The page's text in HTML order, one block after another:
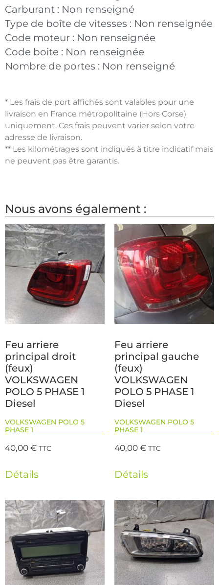
Carburant : Non renseigné
Type de boîte de vitesses : Non renseignée
Code moteur : Non renseignée
Code boite : Non renseignée
Nombre de portes : Non renseigné
* Les frais de port affichés sont valables pour une
livraison en France métropolitaine (Hors Corse)
uniquement. Ces frais peuvent varier selon votre
adresse de livraison.
** Les kilométrages sont indiqués à titre indicatif mais
ne peuvent pas être garantis.
Nous avons également :
Feu arriere
principal droit
(feux)
VOLKSWAGEN
POLO 5 PHASE 1
Diesel
VOLKSWAGEN POLO 5
PHASE 1
40,00€ TTC
Détails
Feu arriere
principal gauche
(feux)
VOLKSWAGEN
POLO 5 PHASE 1
Diesel
VOLKSWAGEN POLO 5
PHASE 1
40,00€ TTC
Détails